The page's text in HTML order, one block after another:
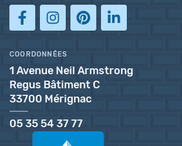
COORDONNÉES
1 Avenue Neil Armstrong
Regus Bâtiment C
33700 Mérignac
05 35 54 37 77